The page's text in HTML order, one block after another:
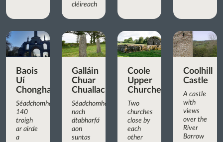
cléireach
Baois
Uí
Chonghaile
Séadchomhartha
140
troigh
ar airde
a
Galláin
Chuar
Chuallachta
Séadchomhartha
nach
dtabharfá
aon
suntas
Coole
Upper
Churches
Two
churches
close by
each
other
Coolhill
Castle
A castle
with
views
over the
River
Barrow